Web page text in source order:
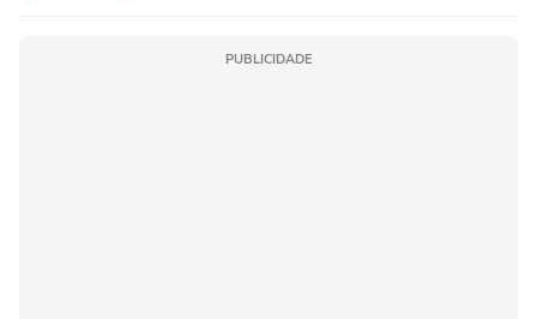
PUBLICIDADE